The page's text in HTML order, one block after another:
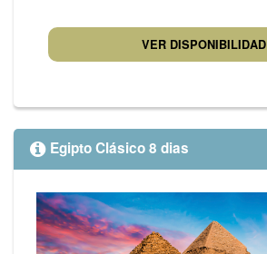
VER DISPONIBILIDAD
Egipto Clásico 8 dias